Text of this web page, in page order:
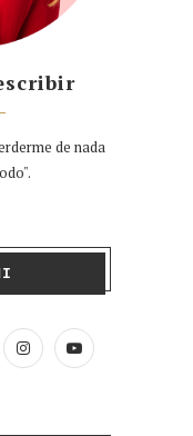
de nada